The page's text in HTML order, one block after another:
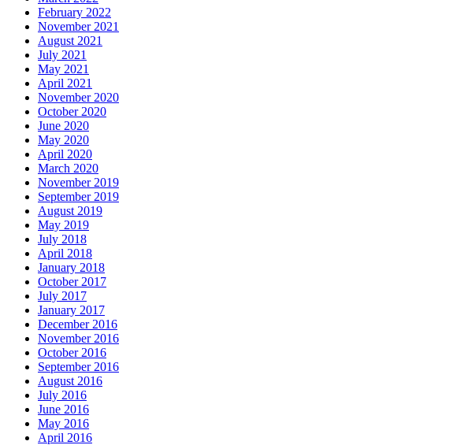
February 2022
November 2021
August 2021
July 2021
May 2021
April 2021
November 2020
October 2020
June 2020
May 2020
April 2020
March 2020
November 2019
September 2019
August 2019
May 2019
July 2018
April 2018
January 2018
October 2017
July 2017
January 2017
December 2016
November 2016
October 2016
September 2016
August 2016
July 2016
June 2016
May 2016
April 2016